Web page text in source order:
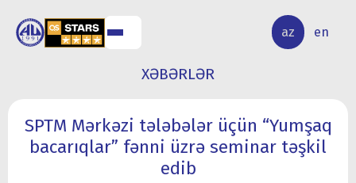
az en
ELMİ
TƏDQİQAT
XƏBƏRLƏR
SPTM Mərkəzi tələbələr üçün “Yumşaq
bacarıqlar” fənni üzrə seminar təşkil
edib